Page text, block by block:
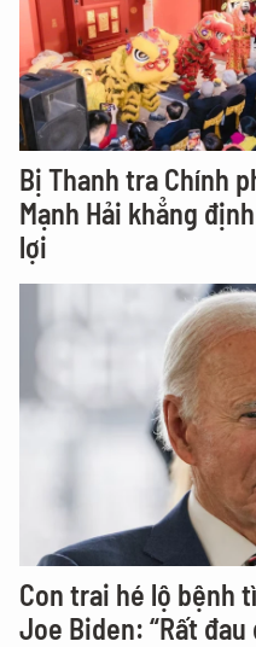
Bị Thanh tra Chính
Mạnh Hải khẳng
lợi
Con trai hé lộ bệnh
Joe Biden: “Rất